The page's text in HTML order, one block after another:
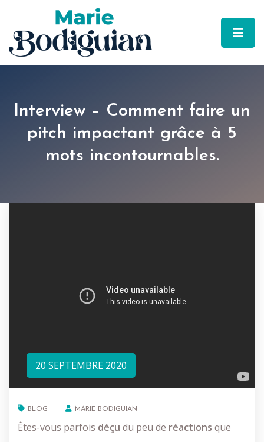
Interview – Comment faire un
pitch impactant grâce à 5
mots incontournables.
20 SEPTEMBRE 2020
BLOG MARIE BODIGUIAN
Êtes-vous parfois déçu du peu de réactions que